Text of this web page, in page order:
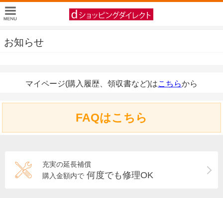
お知らせ
マイページ(購入履歴、領収書など)はこちらから
FAQはこちら
充実の延長補償
購入金額内で 何度でも修理OK